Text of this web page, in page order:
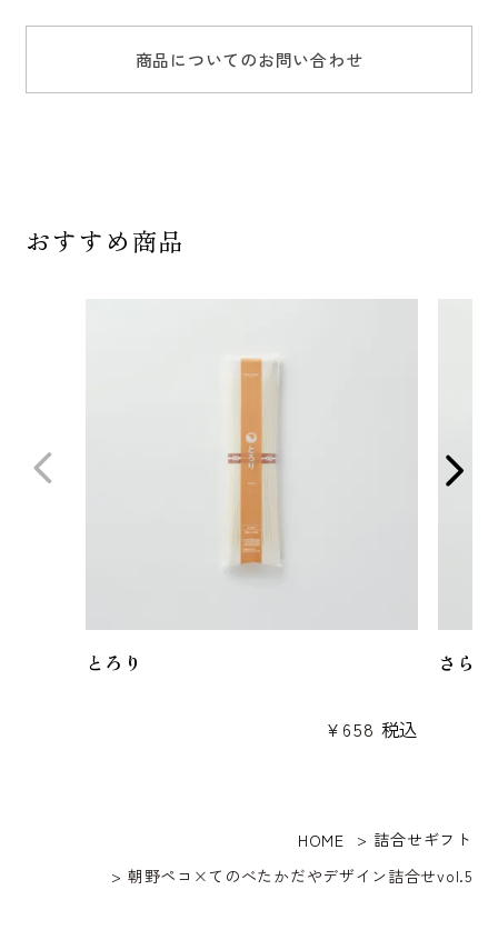
商品についてのお問い合わせ
おすすめ商品
とろり
¥ 658 税込
さらり
HOME
詰合せギフト
朝野ペコ×てのべたかだやデザイン詰合せvol.5